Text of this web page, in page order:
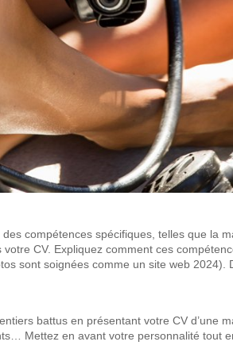
compétences spécifiques, telles que la
CV. Expliquez comment ces
sont soignées comme un site web
battus en présentant votre CV d’une
Mettez en avant votre personnalité tout